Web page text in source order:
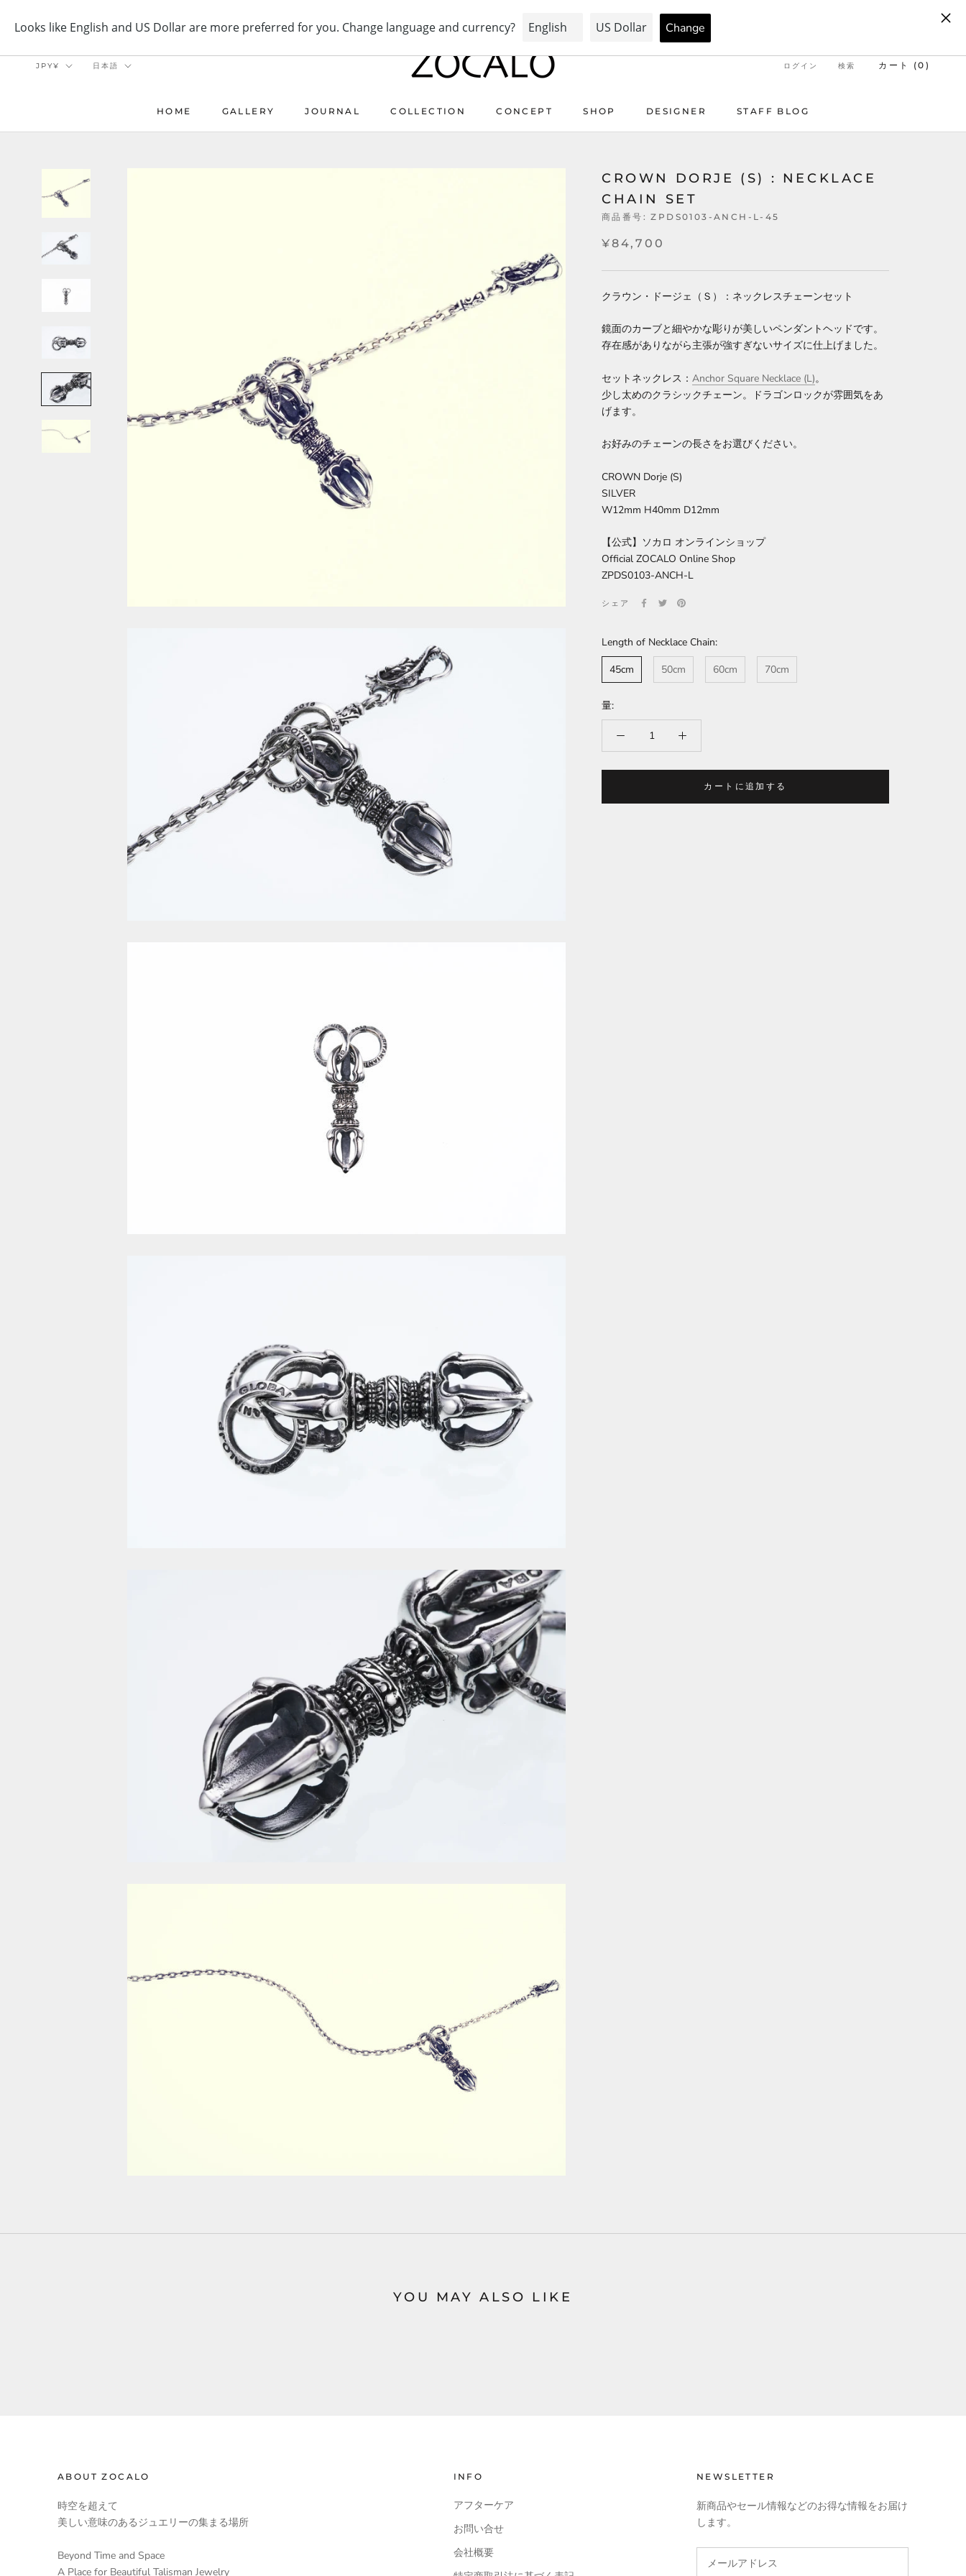
プ
HOME
GALLERY
JOURNAL
COLLECTION
CONCEPT
SHOP
DESIGNER
STAFF BLOG
通
JPY¥
言
日本語 ログイン 検索 カート (0 )
CROWN DORJE (S) : NECKLACE
CHAIN SET
商品番号:ZPDS0103-ANCH-L-45
¥84,700
クラウン・ドージェ（Ｓ）：ネックレスチェーンセット
鏡面のカーブと細やかな彫りが美しいペンダントヘッドです。
存在感がありながら主張が強すぎないサイズに仕上げました。
セットネックレス： Anchor Square Necklace (L)。
少し太めのクラシックチェーン。ドラゴンロックが雰囲気をあ
げます。
お好みのチェーンの長さをお選びください。
CROWN Dorje (S)
SILVER
W12mm H40mm D12mm
【公式】ソカロ オンラインショップ
Official ZOCALO Online Shop
ZPDS0103-ANCH-L
シェア
Length of Necklace Chain:
45cm
50cm 60cm 70cm
量:
カートに追加する
YOU MAY ALSO LIKE
ABOUT ZOCALO
時空を超えて
美しい意味のあるジュエリーの集まる場所
Beyond Time and Space
A Place for Beautiful Talisman Jewelry
INFO
アフターケア
お問い合せ
会社概要
NEWSLETTER
新商品やセール情報などのお得な情報をお届け
します。